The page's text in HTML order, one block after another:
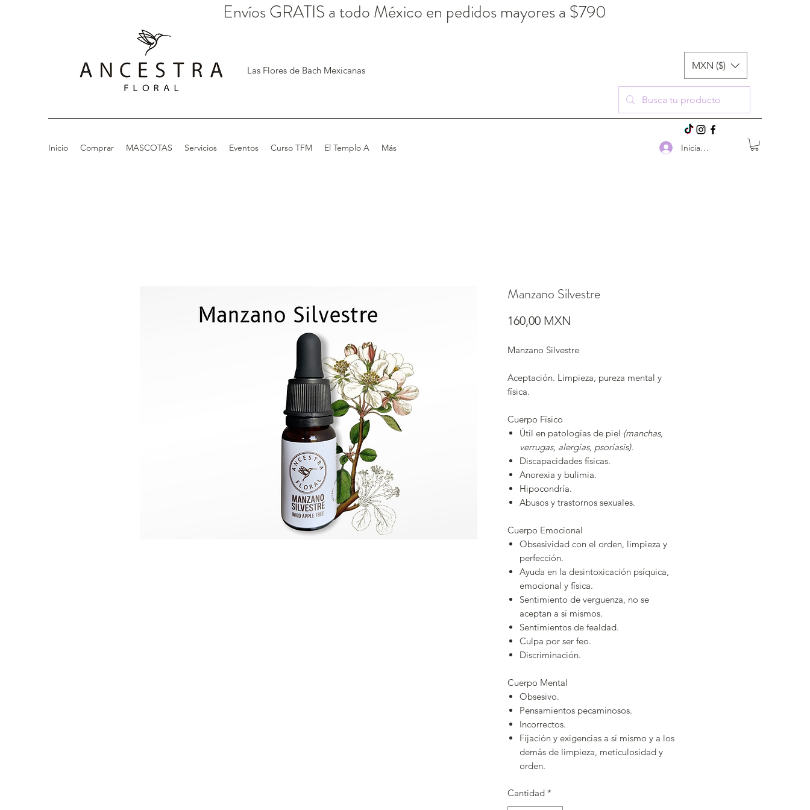
Las Flores de Bach Mexicanas MXN ($)
Inicio Comprar MASCOTAS Servicios Eventos Curso TFM El Templo A Más Iniciar sesión
Envíos GRATIS a todo México en pedidos mayores a $790
Manzano Silvestre
160,00 MXN
Manzano Silvestre
Aceptación. Limpieza, pureza mental y
física.
Cuerpo Físico
Útil en patologías de piel (manchas,
verrugas, alergias, psoriasis).
Discapacidades físicas.
Anorexia y bulimia.
Hipocondría.
Abusos y trastornos sexuales.
Cuerpo Emocional
Obsesividad con el orden, limpieza y
perfección.
Ayuda en la desintoxicación psíquica,
emocional y física.
Sentimiento de verguenza, no se
aceptan a sí mismos.
Sentimientos de fealdad.
Culpa por ser feo.
Discriminación.
Cuerpo Mental
Obsesivo.
Pensamientos pecaminosos.
Incorrectos.
Fijación y exigencias a sí mismo y a los
demás de limpieza, meticulosidad y
orden.
Cantidad *